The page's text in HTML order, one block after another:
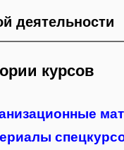
деятельности
курсов